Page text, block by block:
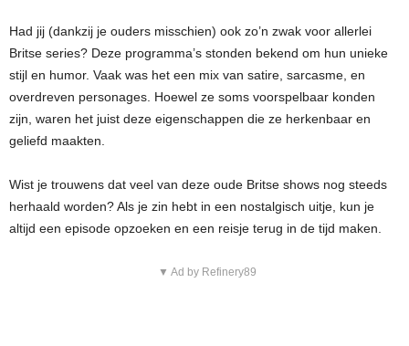
Had jij (dankzij je ouders misschien) ook zo’n zwak voor allerlei
Britse series? Deze programma’s stonden bekend om hun unieke
stijl en humor. Vaak was het een mix van satire, sarcasme, en
overdreven personages. Hoewel ze soms voorspelbaar konden
zijn, waren het juist deze eigenschappen die ze herkenbaar en
geliefd maakten.
Wist je trouwens dat veel van deze oude Britse shows nog steeds
herhaald worden? Als je zin hebt in een nostalgisch uitje, kun je
altijd een episode opzoeken en een reisje terug in de tijd maken.
▼ Ad by Refinery89